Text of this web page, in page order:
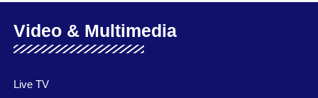
Video & Multimedia
Live TV